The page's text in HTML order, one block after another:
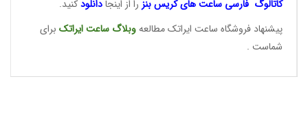
کاتالوگ فارسی ساعت هایکریس بنز را از اینجادانلودکنید.
پیشنهاد فروشگاه ساعت ایراتک مطالعهوبلاگ ساعتایراتک برای
شماست .